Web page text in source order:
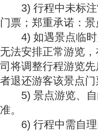
3) 行程中未标注
门票；郑重承诺：
4) 如遇景点临时
无法安排正常游览
司将调整行程游览
者退还游客该景点门
5) 景点游览、自
准。
6) 行程中需自理